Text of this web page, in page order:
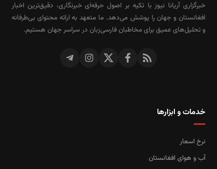
خبرگزاری آریانا نیوز با تکیه بر اصول حرفه‌ای خبرنگاری، دقیق‌ترین اخبار
افغانستان و جهان را پوشش می‌دهد. ما متعهد به ارائه محتوای بی‌طرفانه
و تحلیل‌های عمیق برای مخاطبان فارسی‌زبان در سراسر جهان هستیم.
خدمات و ابزارها
نرخ اسعار
آب و هوای افغانستان